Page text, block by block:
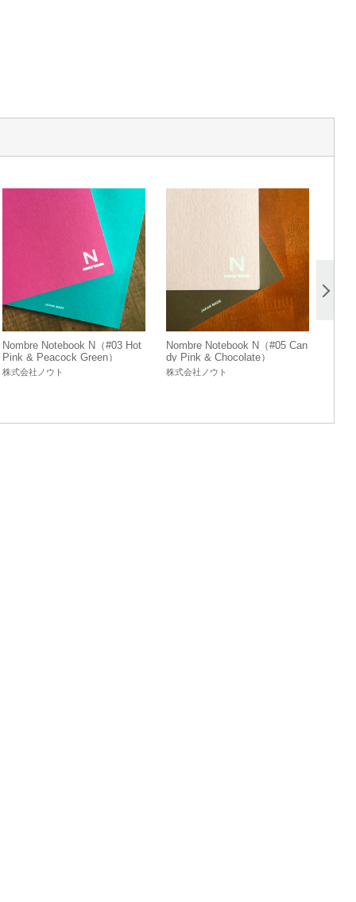
Nombre Notebook N（#03 Hot
Pink & Peacock Green）
株式会社ノウト
Nombre Notebook N（#05 Can
dy Pink & Chocolate）
株式会社ノウト